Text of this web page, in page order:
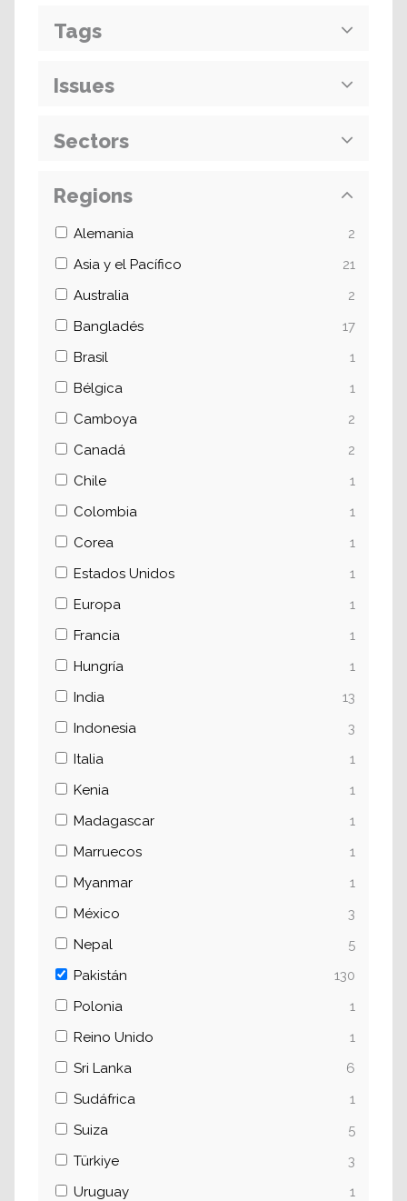
Tags
Issues
Sectors
Regions
Alemania
2
Asia y el Pacífico
21
Australia
2
Bangladés
17
Brasil
1
Bélgica
1
Camboya
2
Canadá
2
Chile
1
Colombia
1
Corea
1
Estados Unidos
1
Europa
1
Francia
1
Hungría
1
India
13
Indonesia
3
Italia
1
Kenia
1
Madagascar
1
Marruecos
1
Myanmar
1
México
3
Nepal
5
Pakistán
130
Polonia
1
Reino Unido
1
Sri Lanka
6
Sudáfrica
1
Suiza
5
Türkiye
3
Uruguay
1